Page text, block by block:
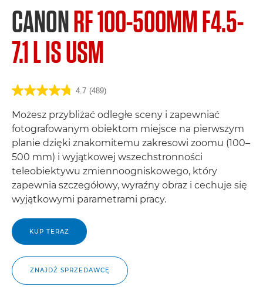
CANONRF 100-500MM F4.5-
7.1 L IS USM
4.7 (489)
Możesz przybliżać odległe sceny i zapewniać
fotografowanym obiektom miejsce na pierwszym
planie dzięki znakomitemu zakresowi zoomu (100–
500 mm) i wyjątkowej wszechstronności
teleobiektywu zmiennoogniskowego, który
zapewnia szczegółowy, wyraźny obraz i cechuje się
wyjątkowymi parametrami pracy.
KUP TERAZ
ZNAJDŹ SPRZEDAWCĘ